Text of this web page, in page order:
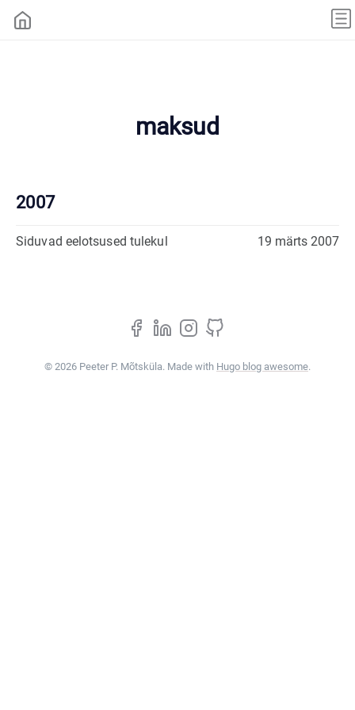
maksud
2007
Siduvad eelotsused tulekul 19 märts 2007
© 2026 Peeter P. Mõtsküla. Made with Hugo blog awesome.